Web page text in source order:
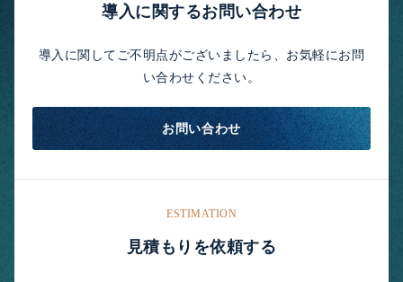
導入に関するお問い合わせ
導入に関してご不明点がございましたら、お気軽にお問
い合わせください。
お問い合わせ
ESTIMATION
見積もりを依頼する